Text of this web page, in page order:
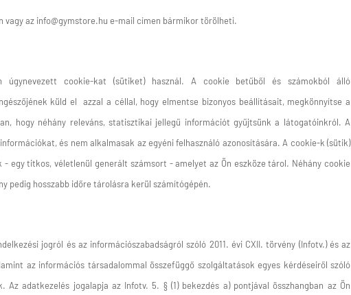
az info@gymstore.hu e-mail címen bármikor törölheti.
cookie-kat (sütiket) használ. A cookie betűből és számokból álló
küld el azzal a céllal, hogy elmentse bizonyos beállításait, megkönnyítse a
hogy néhány releváns, statisztikai jellegű információt gyűjtsünk a látogatóinkról. A
és nem alkalmasak az egyéni felhasználó azonosítására. A cookie-k (sütik)
egy titkos, véletlenül generált számsort - amelyet az Ön eszköze tárol. Néhány cookie
pedig hosszabb időre tárolásra kerül számítógépén.
jogról és az információszabadságról szóló 2011. évi CXII. törvény (Infotv.) és az
az információs társadalommal összefüggő szolgáltatások egyes kérdéseiről szóló
Az adatkezelés jogalapja az Infotv. 5. § (1) bekezdés a) pontjával összhangban az Ön